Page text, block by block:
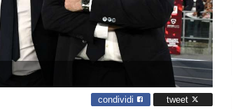
condividi tweet